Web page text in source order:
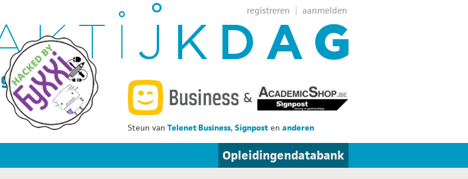
aanmelden
registreren
&
Steun van Telenet Business, Signpost en anderen
Opleidingendatabank